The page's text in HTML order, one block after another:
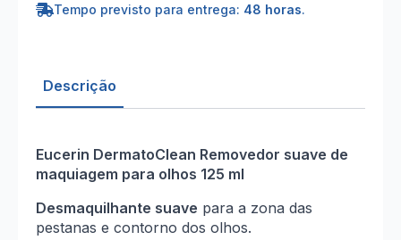
(125ml)
Tempo previsto para entrega: 48 horas.
Descrição
Eucerin DermatoClean Removedor suave de
maquiagem para olhos 125 ml
Desmaquilhante suave para a zona das
pestanas e contorno dos olhos.